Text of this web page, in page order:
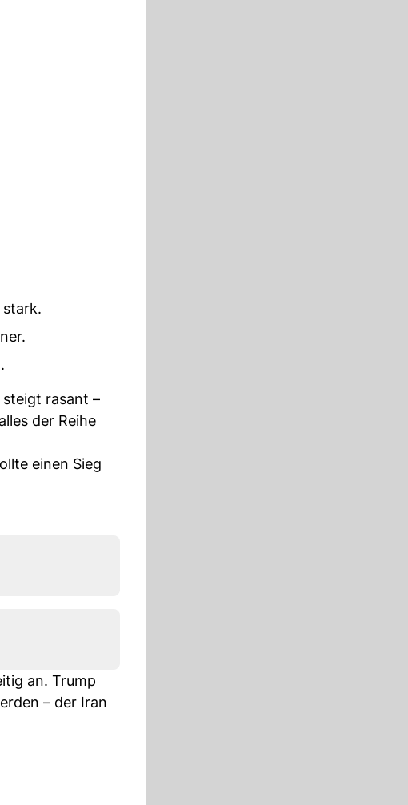
steigt rasant –
der Reihe
einen Sieg
an. Trump
– der Iran